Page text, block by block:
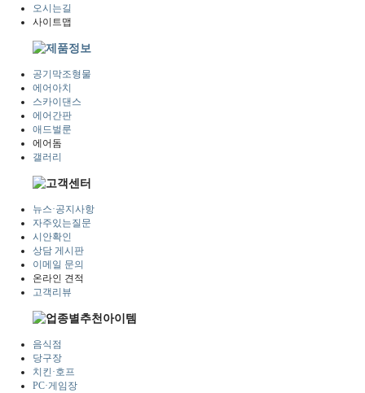
오시는길
사이트맵
공기막조형물
에어아치
스카이댄스
에어간판
애드벌룬
에어돔
갤러리
뉴스·공지사항
자주있는질문
시안확인
상담 게시판
이메일 문의
온라인 견적
고객리뷰
음식점
당구장
치킨·호프
PC·게임장